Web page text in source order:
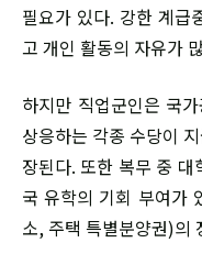
필요가 있다. 강한 계급
고 개인 활동의 자유가
하지만 직업군인은 국
상응하는 각종 수당이
장된다. 또한 복무 중
국 유학의 기회 부여가
소, 주택 특별분양권)의